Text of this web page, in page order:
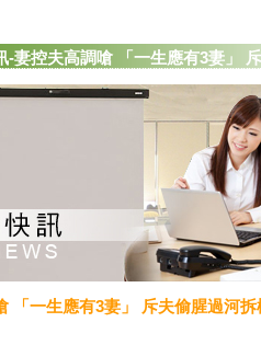
-妻控夫高調嗆 「一生應有3妻」
「一生應有3妻」 斥夫偷腥過河